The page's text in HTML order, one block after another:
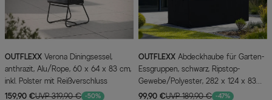
OUTFLEXX
anthrazit, Alu/Rope, 60 x 64 x 83 cm,
inkl. Polster mit Reißverschluss
159,90 €UVP 319,90 € -50%
OUTFLEXX
Essgruppen, schwarz, Ripstop-
Gewebe/Polyester, 282 x 124 x 83
cm, wasserabweisend, UV-Schutz
99,90 €UVP 189,90 € -47%